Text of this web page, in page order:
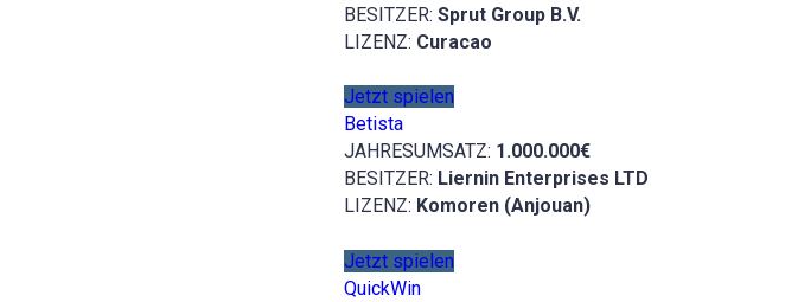
BESITZER: Sprut Group B.V.
LIZENZ: Curacao
Jetzt spielen
Betista
JAHRESUMSATZ: 1.000.000€
BESITZER: Liernin Enterprises LTD
LIZENZ: Komoren (Anjouan)
Jetzt spielen
QuickWin